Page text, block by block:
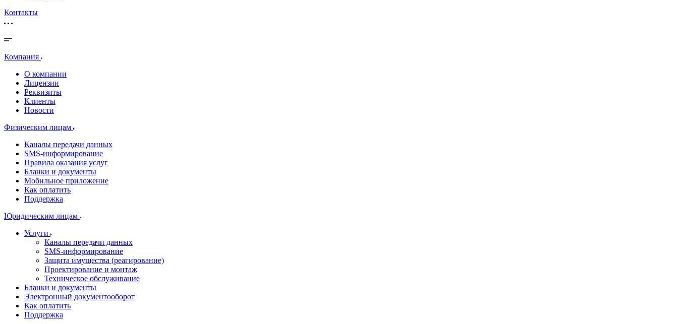
Контакты
Компания
О компании
Лицензии
Реквизиты
Клиенты
Новости
Физическим лицам
Каналы передачи данных
SMS-информирование
Правила оказания услуг
Бланки и документы
Мобильное приложение
Как оплатить
Поддержка
Юридическим лицам
Услуги
Каналы передачи данных
SMS-информирование
Защита имущества (реагирование)
Проектирование и монтаж
Техническое обслуживание
Бланки и документы
Электронный документооборот
Как оплатить
Поддержка